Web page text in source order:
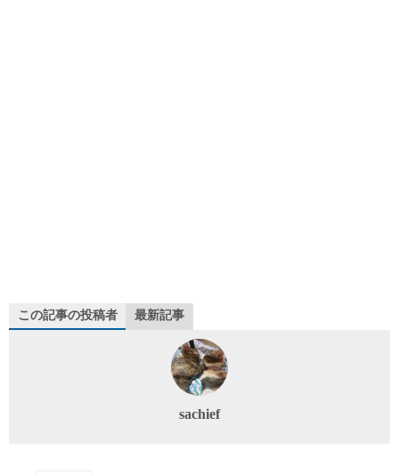
この記事の投稿者 最新記事
sachief